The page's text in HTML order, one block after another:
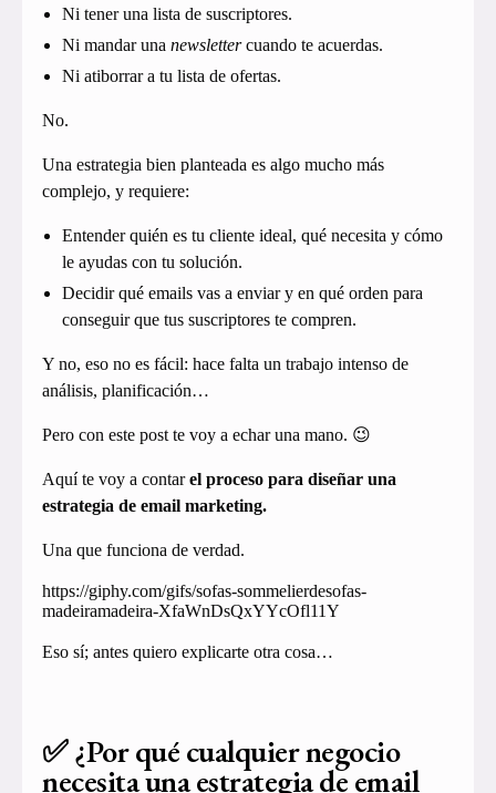
Ni tener una lista de suscriptores.
Ni mandar una newslettercuando te acuerdas.
Ni atiborrar a tu lista de ofertas.
No.
Una estrategia bien planteada es algo mucho más
complejo, y requiere:
Entender quién es tu cliente ideal, qué necesita y cómo
le ayudas con tu solución.
Decidir qué emails vas a enviar y en qué orden para
conseguir que tus suscriptores te compren.
Y no, eso no es fácil: hace falta un trabajo intenso de
análisis, planificación…
Pero con este post te voy a echar una mano. 😉
Aquí te voy a contarel proceso para diseñar una
estrategia de email marketing.
Una que funciona de verdad.
https://giphy.com/gifs/sofas-sommelierdesofas-
madeiramadeira-XfaWnDsQxYYcOfl11Y
Eso sí; antes quiero explicarte otra cosa…
✅ ¿Por qué cualquier negocio
necesita una estrategia de email